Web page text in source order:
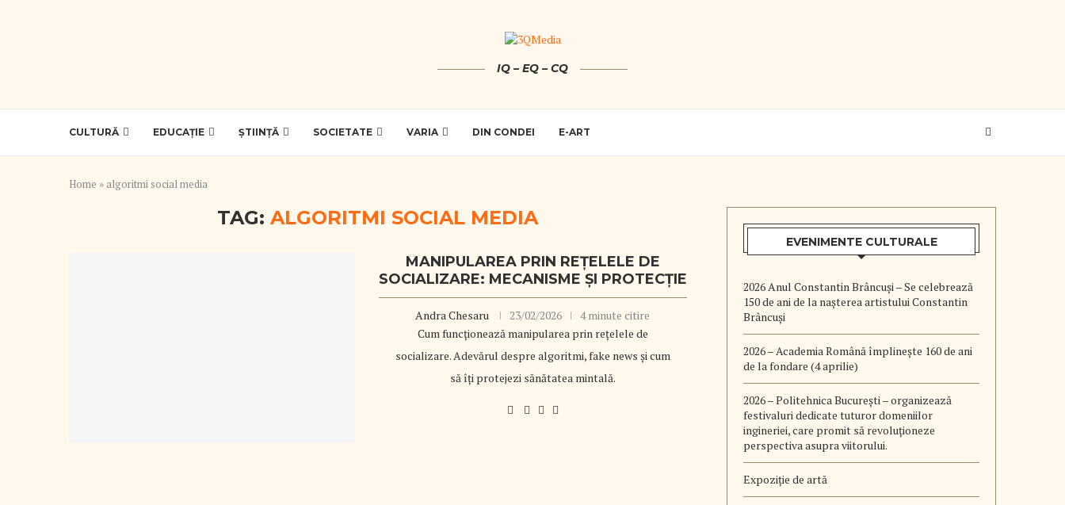
IQ – EQ – CQ
CULTURĂ EDUCAȚIE ȘTIINȚĂ SOCIETATE VARIA DIN CONDEI E-ART
Home » algoritmi social media
TAG:ALGORITMI SOCIAL MEDIA
MANIPULAREA PRIN REȚELELE DE
SOCIALIZARE: MECANISME ȘI PROTECȚIE
Andra Chesaru 23/02/2026
4 minute citire
Cum funcționează manipularea prin rețelele de
socializare. Adevărul despre algoritmi, fake news și cum
să îți protejezi sănătatea mintală.
EVENIMENTE CULTURALE
2026 Anul Constantin Brâncuși – Se celebrează
150 de ani de la nașterea artistului Constantin
Brâncuși
2026 – Academia Română împlinește 160 de ani
de la fondare (4 aprilie)
2026 – Politehnica București – organizează
festivaluri dedicate tuturor domeniilor
ingineriei, care promit să revoluționeze
perspectiva asupra viitorului.
Expoziție de artă